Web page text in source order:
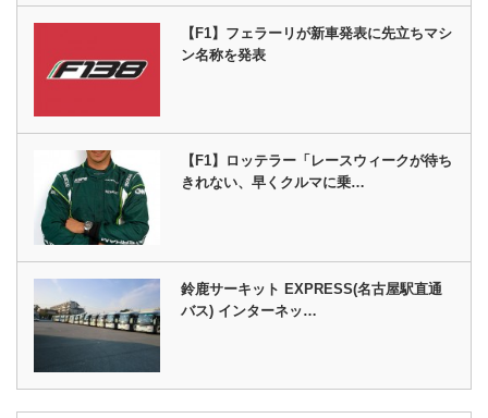
【F1】フェラーリが新車発表に先立ちマシ
ン名称を発表
【F1】ロッテラー「レースウィークが待ち
きれない、早くクルマに乗…
鈴鹿サーキット EXPRESS(名古屋駅直通
バス) インターネッ…